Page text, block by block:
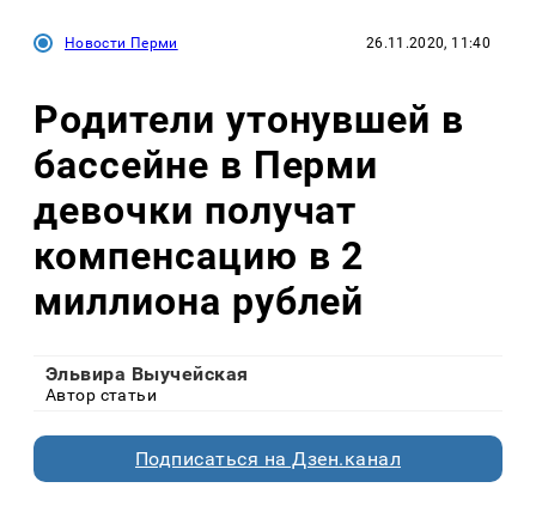
Новости Перми 26.11.2020, 11:40
Родители утонувшей в
бассейне в Перми
девочки получат
компенсацию в 2
миллиона рублей
Эльвира Выучейская
Автор статьи
Подписаться на Дзен.канал